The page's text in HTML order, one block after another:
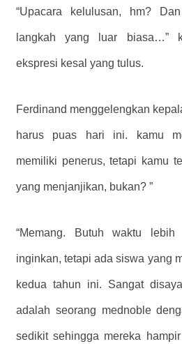
“Upacara kelulusan, hm?
langkah yang luar biasa…”
ekspresi kesal yang tulus.
Ferdinand menggelengkan
harus puas hari ini. kamu
memiliki penerus, tetapi kamu
yang menjanjikan, bukan? ”
“Memang. Butuh waktu
inginkan, tetapi ada siswa yang
kedua tahun ini. Sangat
adalah seorang mednoble
sedikit sehingga mereka